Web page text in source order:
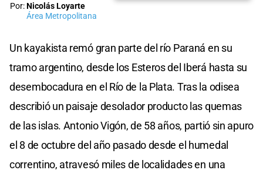
Por:Nicolás Loyarte
Área Metropolitana
Un kayakista remó gran parte del río Paraná en su
tramo argentino, desde los Esteros del Iberá hasta su
desembocadura en el Río de la Plata. Tras la odisea
describió un paisaje desolador producto las quemas
de las islas. Antonio Vigón, de 58 años, partió sin apuro
el 8 de octubre del año pasado desde el humedal
correntino, atravesó miles de localidades en una